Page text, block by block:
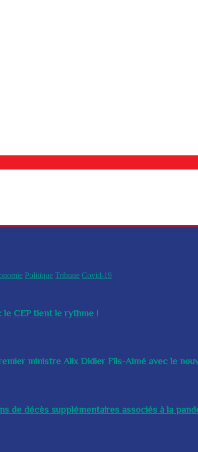
Politique Tribune Covid-19
CEP tient le rythme !
ministre Alix Didier Fils-Aimé avec le
de décès supplémentaires associés à la